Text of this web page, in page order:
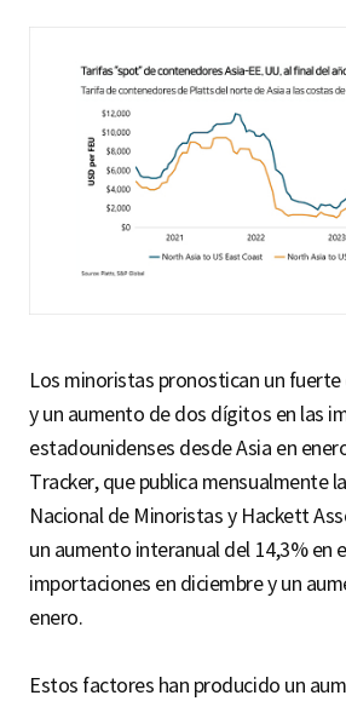
Los minoristas pronostican un
y un aumento de dos dígitos en las
estadounidenses desde Asia en
Tracker, que publica mensualmente
Nacional de Minoristas y Hackett
un aumento interanual del 14,3% en
importaciones en diciembre y un
enero.
Estos factores han producido un